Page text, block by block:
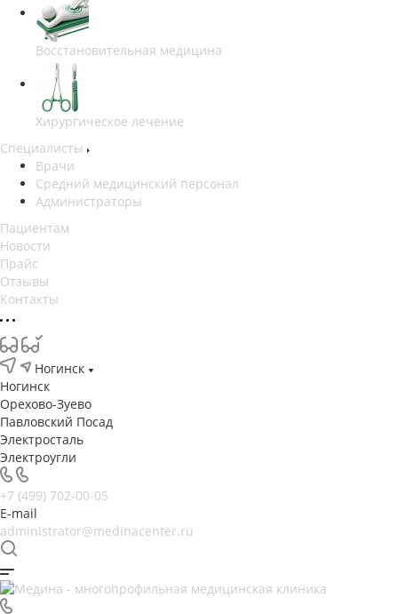
Восстановительная медицина
Хирургическое лечение
Специалисты
Врачи
Средний медицинский персонал
Администраторы
Пациентам
Новости
Прайс
Отзывы
Контакты
Ногинск
Ногинск
Орехово-Зуево
Павловский Посад
Электросталь
Электроугли
+7 (499) 702-00-05
E-mail
administrator@medinacenter.ru